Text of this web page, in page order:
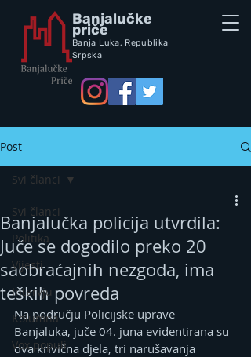
Banjalučke
priče
Banja Luka, Republika
Srpska
Post
Svi članci
Politika
Vijesti
Intervju
Kolumna
Vox populi
Svi članci
Banjalučka policija utvrdila:
Juče se dogodilo preko 20
saobraćajnih nezgoda, ima
teških povreda
Na području Policijske uprave
Banjaluka, juče 04. juna evidentirana su
dva krivična djela, tri narušavanja